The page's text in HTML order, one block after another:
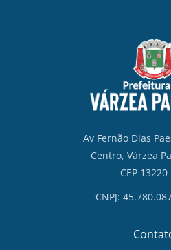
Av Fernão Dias
Centro, Várzea
CEP
CNPJ: